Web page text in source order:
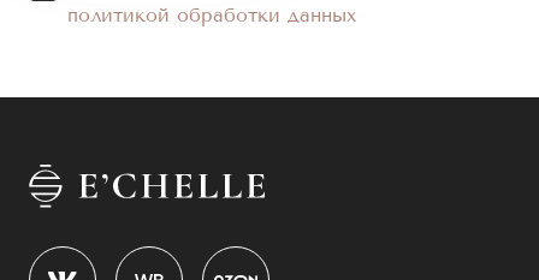
политикой обработки данных